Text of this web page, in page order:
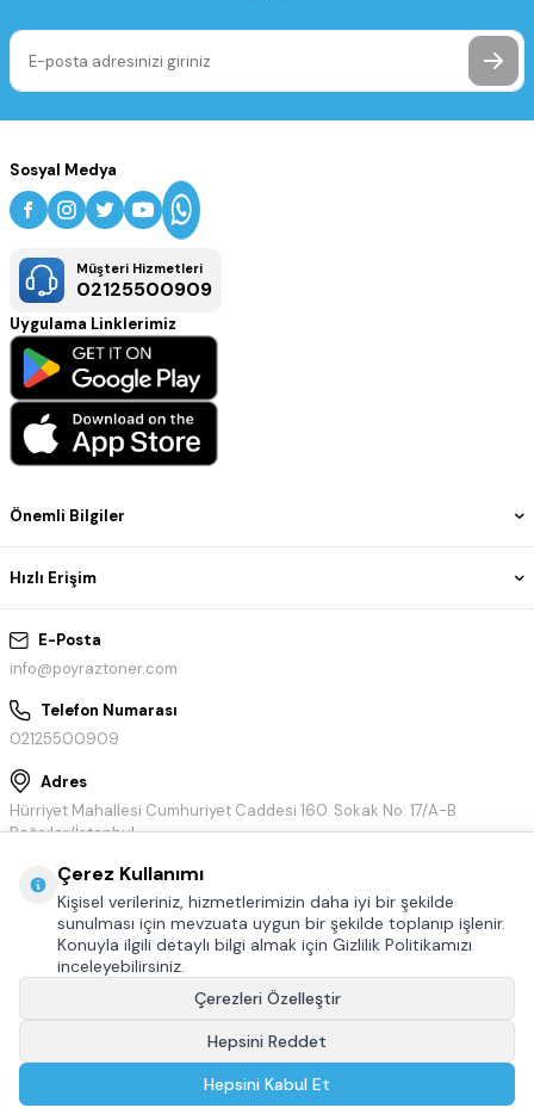
E-Posta
info@poyraztoner.com
Telefon Numarası
02125500909
Adres
Hürriyet Mahallesi Cumhuriyet Caddesi 160. Sokak No: 17/A-B
Bağcılar/İstanbul
Önemli Bilgiler
Hızlı Erişim
Sosyal Medya
Müşteri Hizmetleri
02125500909
Uygulama Linklerimiz
Çerez Kullanımı
Kişisel verileriniz, hizmetlerimizin daha iyi bir şekilde
sunulması için mevzuata uygun bir şekilde toplanıp işlenir.
Konuyla ilgili detaylı bilgi almak için Gizlilik Politikamızı
inceleyebilirsiniz.
Çerezleri Özelleştir
Hepsini Reddet
Hepsini Kabul Et